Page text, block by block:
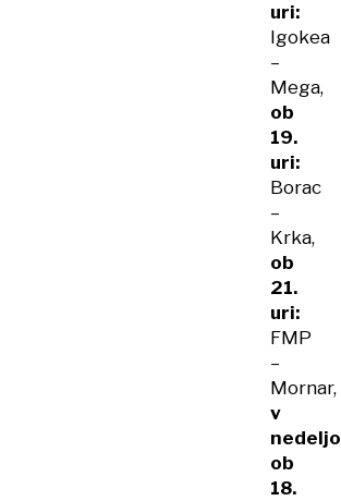
uri:
Igokea
–
Mega,
ob
19.
uri:
Borac
–
Krka,
ob
21.
uri:
FMP
–
Mornar,
v
nedeljo
ob
18.